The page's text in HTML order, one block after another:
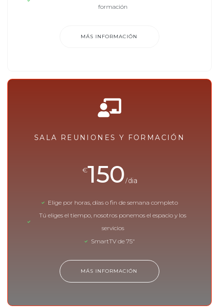
formación
MÁS INFORMACIÓN
SALA REUNIONES Y FORMACIÓN
€150/dia
Elige por horas, días o fin de semana completo
Tú eliges el tiempo, nosotros ponemos el espacio y los
servicios
SmartTV de 75"
MÁS INFORMACIÓN